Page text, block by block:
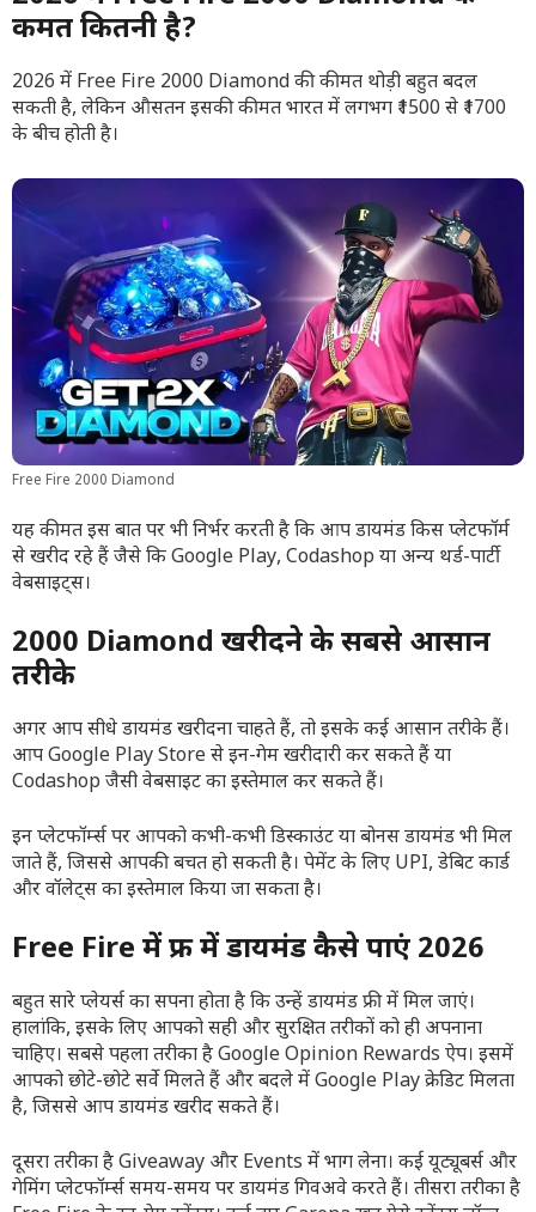
कीमत कितनी है?
2026 में Free Fire 2000 Diamond की कीमत थोड़ी बहुत बदल
सकती है, लेकिन औसतन इसकी कीमत भारत में लगभग ₹1500 से ₹1700
के बीच होती है।
Free Fire 2000 Diamond
यह कीमत इस बात पर भी निर्भर करती है कि आप डायमंड किस प्लेटफॉर्म
से खरीद रहे हैं जैसे कि Google Play, Codashop या अन्य थर्ड-पार्टी
वेबसाइट्स।
2000 Diamond खरीदने के सबसे आसान
तरीके
अगर आप सीधे डायमंड खरीदना चाहते हैं, तो इसके कई आसान तरीके हैं।
आप Google Play Store से इन-गेम खरीदारी कर सकते हैं या
Codashop जैसी वेबसाइट का इस्तेमाल कर सकते हैं।
इन प्लेटफॉर्म्स पर आपको कभी-कभी डिस्काउंट या बोनस डायमंड भी मिल
जाते हैं, जिससे आपकी बचत हो सकती है। पेमेंट के लिए UPI, डेबिट कार्ड
और वॉलेट्स का इस्तेमाल किया जा सकता है।
Free Fire में फ्री में डायमंड कैसे पाएं 2026
बहुत सारे प्लेयर्स का सपना होता है कि उन्हें डायमंड फ्री में मिल जाएं।
हालांकि, इसके लिए आपको सही और सुरक्षित तरीकों को ही अपनाना
चाहिए। सबसे पहला तरीका है Google Opinion Rewards ऐप। इसमें
आपको छोटे-छोटे सर्वे मिलते हैं और बदले में Google Play क्रेडिट मिलता
है, जिससे आप डायमंड खरीद सकते हैं।
दूसरा तरीका है Giveaway और Events में भाग लेना। कई यूट्यूबर्स और
गेमिंग प्लेटफॉर्म्स समय-समय पर डायमंड गिवअवे करते हैं। तीसरा तरीका है